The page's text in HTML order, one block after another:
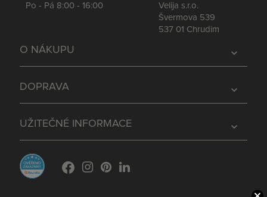
Po - Pá 8:00 - 16:00
Velija s.r.o.
Švermova 539
537 01 Chrudim
expand_more
O NÁKUPU
expand_more
DOPRAVA
expand_more
UŽITEČNÉ INFORMACE